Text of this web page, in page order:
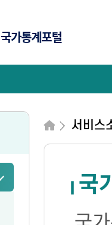
국가통계포털
서비스
국